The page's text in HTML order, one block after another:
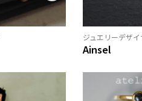
ジュエリーデザイ
Ainsel